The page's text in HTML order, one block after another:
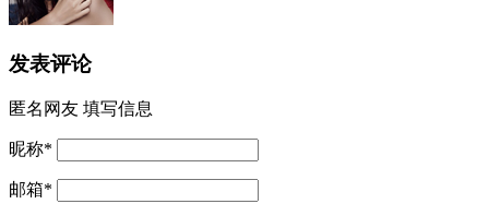
发表评论
匿名网友 填写信息
昵称*
邮箱*